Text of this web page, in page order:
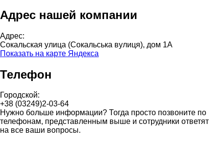
Адрес нашей компании
Адрес:
Сокальская улица (Сокальська вулиця), дом 1А
Показать на карте Яндекса
Телефон
Городской:
+38 (03249)2-03-64
Нужно больше информации? Тогда просто позвоните по
телефонам, представленным выше и сотрудники ответят
на все ваши вопросы.